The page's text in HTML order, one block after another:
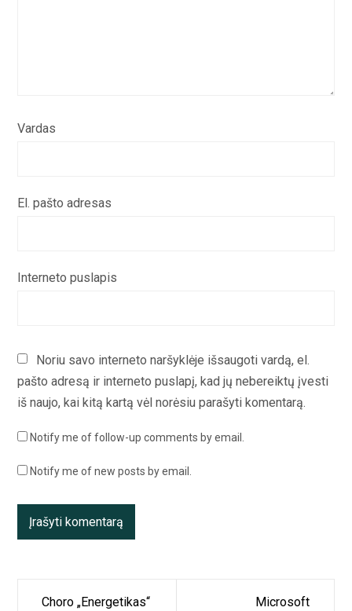
Vardas
El. pašto adresas
Interneto puslapis
Noriu savo interneto naršyklėje išsaugoti vardą, el.
pašto adresą ir interneto puslapį, kad jų nebereiktų įvesti
iš naujo, kai kitą kartą vėl norėsiu parašyti komentarą.
Notify me of follow-up comments by email.
Notify me of new posts by email.
Navigacija
Choro „Energetikas“
Microsoft